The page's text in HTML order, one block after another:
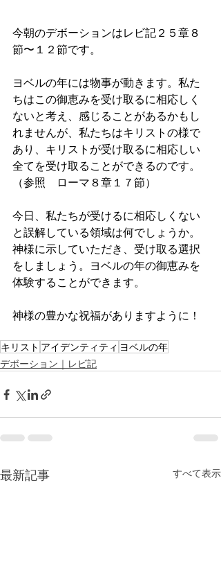
今朝のデボーションはレビ記２５章８
節〜１２節です。
ヨベルの年には物事が動きます。私た
ちはこの御恵みを受け取るに相応しく
ないと考え、感じることがあるかもし
れませんが、私たちはキリストの様で
あり、キリストが受け取るに相応しい
全てを受け取ることができるのです。
（参照　ローマ８章１７節）
今日、私たちが受けるに相応しくない
と誤解している領域は何でしょうか。
神様に示していただき、受け取る選択
をしましょう。ヨベルの年の御恵みを
体験することができます。
神様の豊かな祝福がありますように！
キリスト アイデンティティ ヨベルの年
デボーション｜レビ記
最新記事 すべて表示